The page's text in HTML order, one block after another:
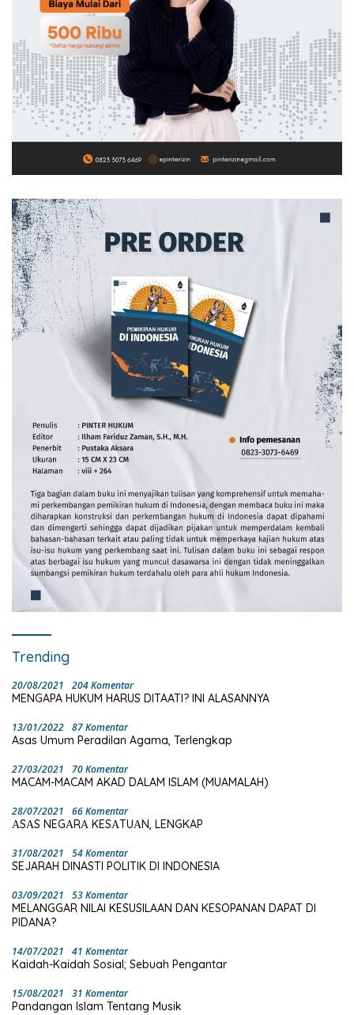
Trending
20/08/2021 204 Komentar
MENGAPA HUKUM HARUS DITAATI? INI ALASANNYA
13/01/2022 87 Komentar
Asas Umum Peradilan Agama, Terlengkap
27/03/2021 70 Komentar
MACAM-MACAM AKAD DALAM ISLAM (MUAMALAH)
28/07/2021 66 Komentar
ΑSΑS NEGΑRΑ KESΑTUΑN, LENGKAP
31/08/2021 54 Komentar
SEJARAH DINASTI POLITIK DI INDONESIA
03/09/2021 53 Komentar
MELANGGAR NILAI KESUSILAAN DAN KESOPANAN DAPAT DI
PIDANA?
14/07/2021 41 Komentar
Kaidah-Kaidah Sosial; Sebuah Pengantar
15/08/2021 31 Komentar
Pandangan Islam Tentang Musik